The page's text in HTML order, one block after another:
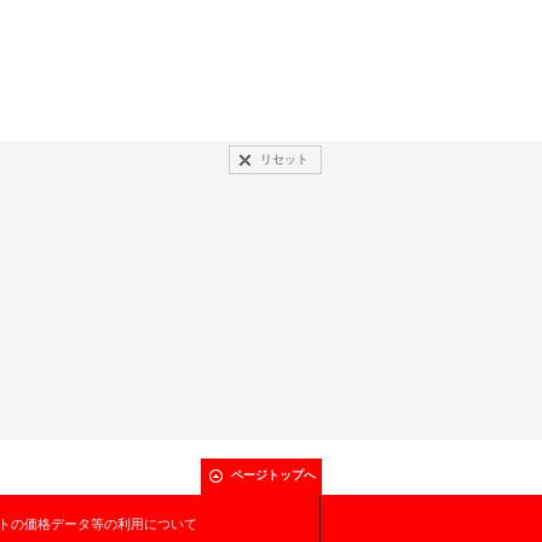
リセット
ページトップへ
の価格データ等の利用について